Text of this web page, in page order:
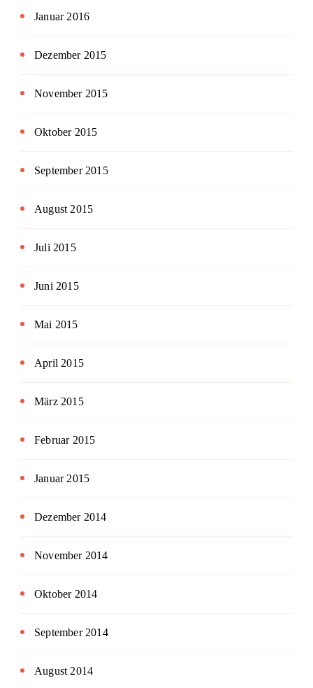
Januar 2016
Dezember 2015
November 2015
Oktober 2015
September 2015
August 2015
Juli 2015
Juni 2015
Mai 2015
April 2015
März 2015
Februar 2015
Januar 2015
Dezember 2014
November 2014
Oktober 2014
September 2014
August 2014